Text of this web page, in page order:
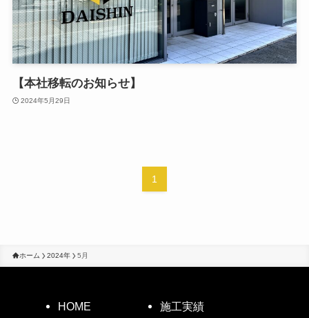
【本社移転のお知らせ】
2024年5月29日
1
ホーム 2024年 5月
HOME
施工実績